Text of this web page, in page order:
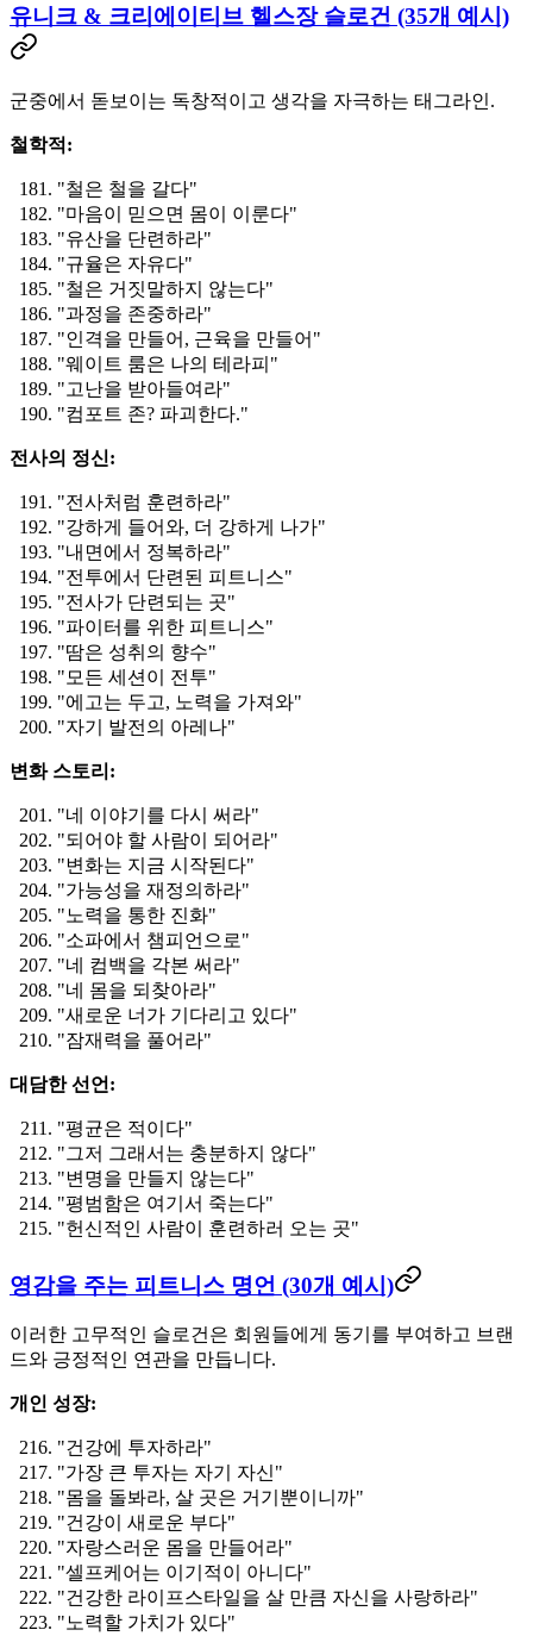
유니크 & 크리에이티브 헬스장 슬로건 (35개 예시)
군중에서 돋보이는 독창적이고 생각을 자극하는 태그라인.
철학적:
"철은 철을 갈다"
"마음이 믿으면 몸이 이룬다"
"유산을 단련하라"
"규율은 자유다"
"철은 거짓말하지 않는다"
"과정을 존중하라"
"인격을 만들어, 근육을 만들어"
"웨이트 룸은 나의 테라피"
"고난을 받아들여라"
"컴포트 존? 파괴한다."
전사의 정신:
"전사처럼 훈련하라"
"강하게 들어와, 더 강하게 나가"
"내면에서 정복하라"
"전투에서 단련된 피트니스"
"전사가 단련되는 곳"
"파이터를 위한 피트니스"
"땀은 성취의 향수"
"모든 세션이 전투"
"에고는 두고, 노력을 가져와"
"자기 발전의 아레나"
변화 스토리:
"네 이야기를 다시 써라"
"되어야 할 사람이 되어라"
"변화는 지금 시작된다"
"가능성을 재정의하라"
"노력을 통한 진화"
"소파에서 챔피언으로"
"네 컴백을 각본 써라"
"네 몸을 되찾아라"
"새로운 너가 기다리고 있다"
"잠재력을 풀어라"
대담한 선언:
"평균은 적이다"
"그저 그래서는 충분하지 않다"
"변명을 만들지 않는다"
"평범함은 여기서 죽는다"
"헌신적인 사람이 훈련하러 오는 곳"
영감을 주는 피트니스 명언 (30개 예시)
이러한 고무적인 슬로건은 회원들에게 동기를 부여하고 브랜
드와 긍정적인 연관을 만듭니다.
개인 성장:
"건강에 투자하라"
"가장 큰 투자는 자기 자신"
"몸을 돌봐라, 살 곳은 거기뿐이니까"
"건강이 새로운 부다"
"자랑스러운 몸을 만들어라"
"셀프케어는 이기적이 아니다"
"건강한 라이프스타일을 살 만큼 자신을 사랑하라"
"노력할 가치가 있다"